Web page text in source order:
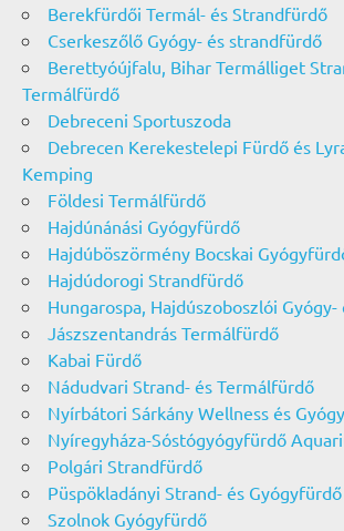
Berekfürdői Termál- és Strandfürdő
Cserkeszőlő Gyógy- és strandfürdő
Berettyóújfalu, Bihar Termálliget
Termálfürdő
Debreceni Sportuszoda
Debrecen Kerekestelepi Fürdő és
Kemping
Földesi Termálfürdő
Hajdúnánási Gyógyfürdő
Hajdúböszörmény Bocskai
Hajdúdorogi Strandfürdő
Hungarospa, Hajdúszoboszlói
Jászszentandrás Termálfürdő
Kabai Fürdő
Nádudvari Strand- és Termálfürdő
Nyírbátori Sárkány Wellness és
Nyíregyháza-Sóstógyógyfürdő
Polgári Strandfürdő
Püspökladányi Strand- és Gyógyfürdő
Szolnok Gyógyfürdő